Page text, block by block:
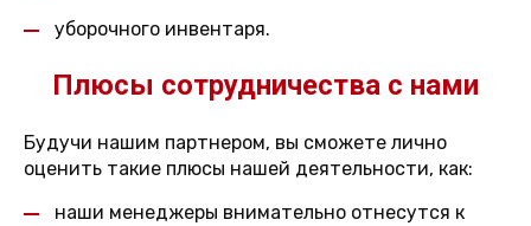
уборочного инвентаря.
Плюсы сотрудничества с нами
Будучи нашим партнером, вы сможете лично
оценить такие плюсы нашей деятельности, как:
наши менеджеры внимательно отнесутся к